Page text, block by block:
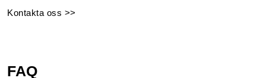
Kontakta oss >>
FAQ